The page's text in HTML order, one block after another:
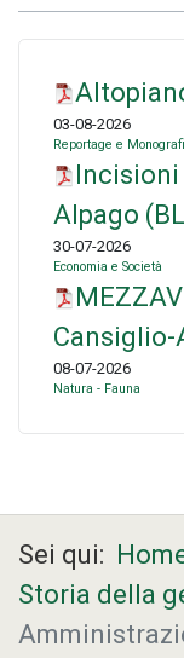
03-08-2026
Reportage e
Alpago
30-07-2026
Economia e Società
Cansiglio-
08-07-2026
Natura - Fauna
Sei qui:
Storia della